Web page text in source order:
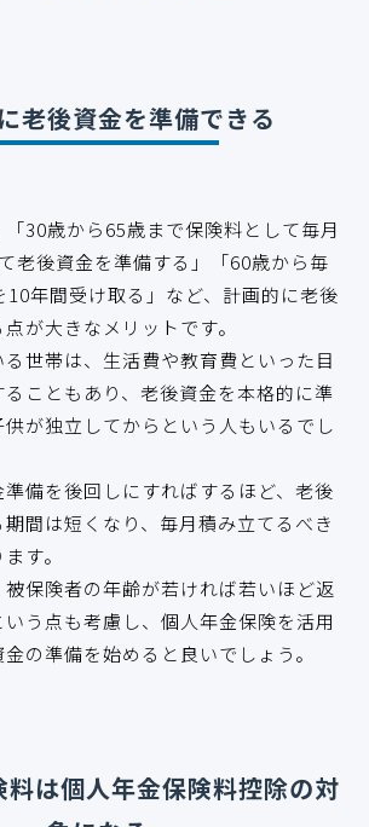
老後資金を準備できる
30歳から65歳まで保険料として毎月
老後資金を準備する」「60歳から毎
年間受け取る」など、計画的に老後
が大きなメリットです。
世帯は、生活費や教育費といった目
こともあり、老後資金を本格的に準
が独立してからという人もいるでし
準備を後回しにすればするほど、老後
間は短くなり、毎月積み立てるべき
す。
保険者の年齢が若ければ若いほど返
う点も考慮し、個人年金保険を活用
の準備を始めると良いでしょう。
料は個人年金保険料控除の対